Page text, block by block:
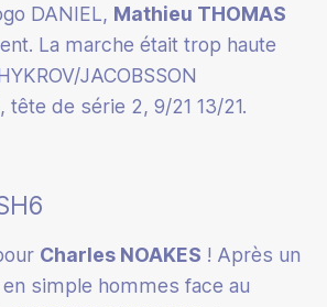
DANIEL, Mathieu THOMAS
La marche était trop haute
JACOBSSON
tête de série 2, 9/21 13/21.
Charles NOAKES ! Après un
simple hommes face au